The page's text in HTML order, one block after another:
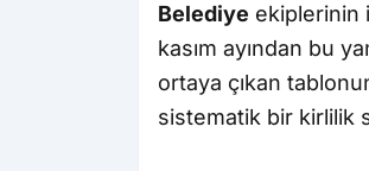
Belediye ekiplerinin
kasım ayından bu
ortaya çıkan
sistematik bir kirlilik